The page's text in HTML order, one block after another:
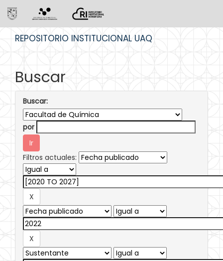
REPOSITORIO INSTITUCIONAL UAQ
Buscar
Buscar:
por
Filtros actuales: